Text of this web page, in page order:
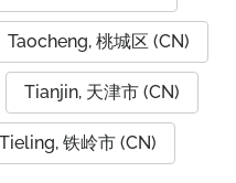
Taocheng, 桃城区 (CN)
Tianjin, 天津市 (CN)
Tieling, 铁岭市 (CN)